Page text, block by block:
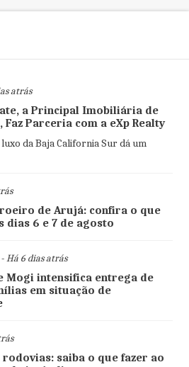
atrás
a Principal Imobiliária de
Parceria com a eXp Realty
da Baja California Sur dá um
de Arujá: confira o que
dias 6 e 7 de agosto
- Há 6 dias atrás
Mogi intensifica entrega de
em situação de
rodovias: saiba o que fazer ao